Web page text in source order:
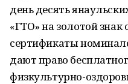
день десять
«ГТО» на золотой
сертификаты
дают право
физкультурно-